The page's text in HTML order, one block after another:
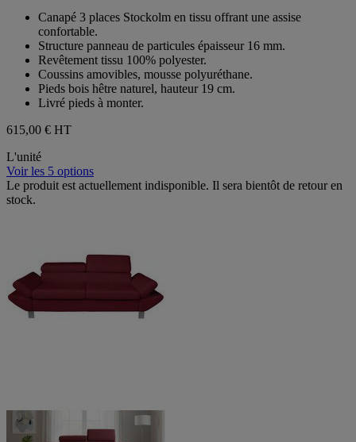
étoiles.
Canapé 3 places Stockolm en tissu offrant une assise
confortable.
Structure panneau de particules épaisseur 16 mm.
Revêtement tissu 100% polyester.
Coussins amovibles, mousse polyuréthane.
Pieds bois hêtre naturel, hauteur 19 cm.
Livré pieds à monter.
615,00 € HT
L'unité
Voir les 5 options
Le produit est actuellement indisponible. Il sera bientôt de retour en
stock.